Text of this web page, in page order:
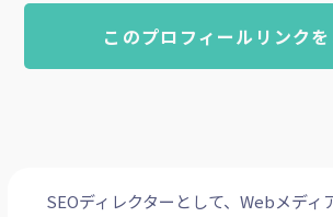
このプロフィールリンク
SEOディレクターとして、Webメディ